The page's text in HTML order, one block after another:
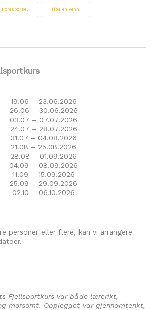
Forespørsel Tips en venn
19.06 – 23.06.2026
26.06 – 30.06.2026
03.07 – 07.07.2026
24.07 – 28.07.2026
31.07 – 04.08.2026
21.08 – 25.08.2026
28.08 – 01.09.2026
04.09 – 08.09.2026
11.09 – 15.09.2026
25.09 – 29.09.2026
02.10 – 06.10.2026
personer eller flere, kan vi arrangere
Fjellsportkurs var både lærerikt,
morsomt. Opplegget var gjennomtenkt,